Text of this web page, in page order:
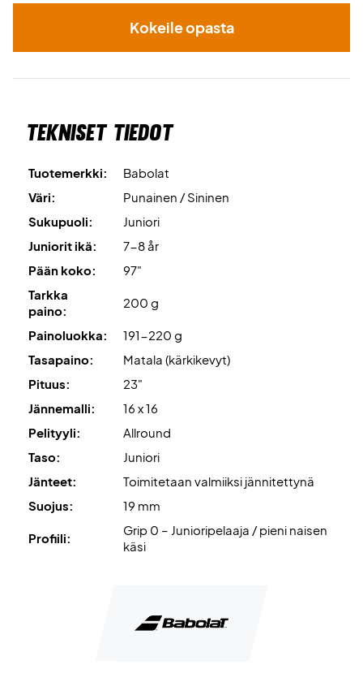
Kokeile opasta
Tekniset tiedot
Tuotemerkki:
Babolat
Väri:
Punainen / Sininen
Sukupuoli:
Juniori
Juniorit ikä:
7-8 år
Pään koko:
97"
Tarkka
paino:
200 g
Painoluokka:
191-220 g
Tasapaino:
Matala (kärkikevyt)
Pituus:
23"
Jännemalli:
16 x 16
Pelityyli:
Allround
Taso:
Juniori
Jänteet:
Toimitetaan valmiiksi jännitettynä
Suojus:
19 mm
Profiili:
Grip 0 – Junioripelaaja / pieni naisen
käsi